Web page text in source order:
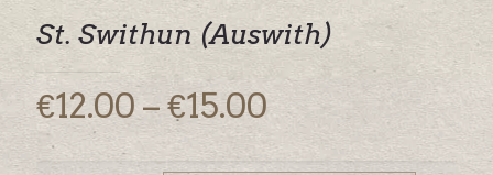
St. Swithun (Auswith)
€12.00 –€15.00Price
range: